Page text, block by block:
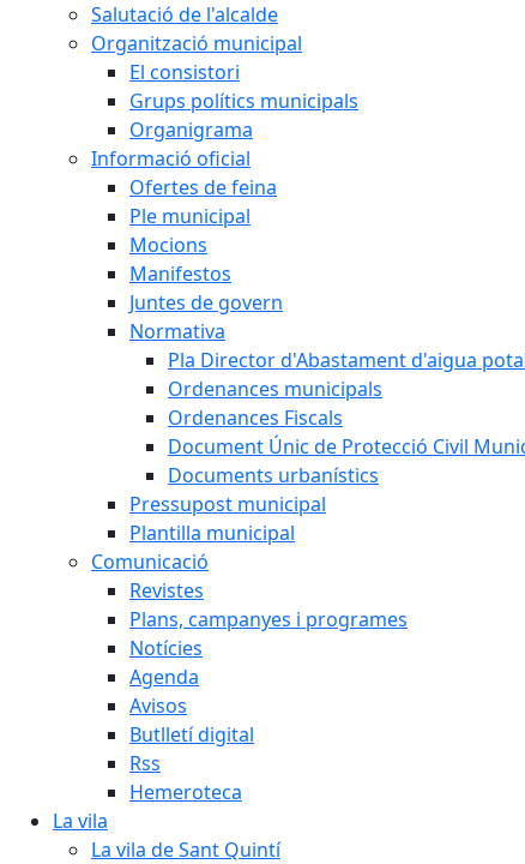
Salutació de l'alcalde
Organització municipal
El consistori
Grups polítics municipals
Organigrama
Informació oficial
Ofertes de feina
Ple municipal
Mocions
Manifestos
Juntes de govern
Normativa
Pla Director d'Abastament d'aigua
Ordenances municipals
Ordenances Fiscals
Document Únic de Protecció Civil
Documents urbanístics
Pressupost municipal
Plantilla municipal
Comunicació
Revistes
Plans, campanyes i programes
Notícies
Agenda
Avisos
Butlletí digital
Rss
Hemeroteca
La vila
La vila de Sant Quintí